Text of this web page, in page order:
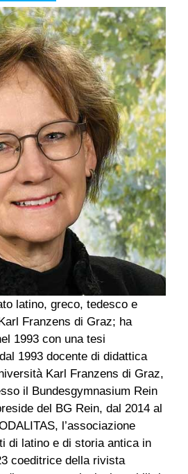
latino, greco, tedesco e
Franzens di Graz; ha
1993 con una tesi
1993 docente di didattica
Karl Franzens di Graz,
il Bundesgymnasium Rein
del BG Rein, dal 2014 al
l’associazione
di latino e di storia antica in
coeditrice della rivista